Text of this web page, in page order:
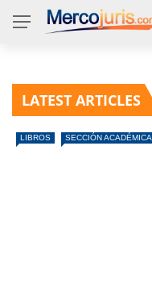
LATEST ARTICLES
LIBROS SECCIÓN ACADÉMICA